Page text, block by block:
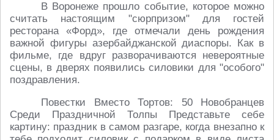
В Воронеже прошло событие, которое можно
считать настоящим "сюрпризом" для гостей
ресторана «Форд», где отмечали день рождения
важной фигуры азербайджанской диаспоры. Как в
фильме, где вдруг разворачиваются невероятные
сцены, в дверях появились силовики для "особого"
поздравления.
Повестки Вместо Тортов: 50 Новобранцев
Среди Праздничной Толпы Представьте себе
картину: праздник в самом разгаре, когда внезапно к